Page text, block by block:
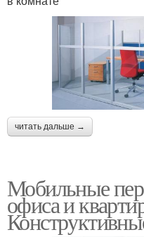
читать дальше →
Мобильные
офиса и